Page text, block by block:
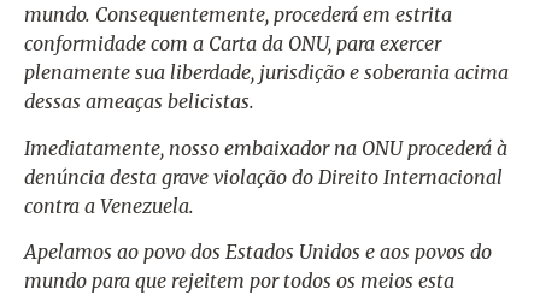
mundo. Consequentemente, procederá em estrita
conformidade com a Carta da ONU, para exercer
plenamente sua liberdade, jurisdição e soberania acima
dessas ameaças belicistas.
Imediatamente, nosso embaixador na ONU procederá à
denúncia desta grave violação do Direito Internacional
contra a Venezuela.
Apelamos ao povo dos Estados Unidos e aos povos do
mundo para que rejeitem por todos os meios esta